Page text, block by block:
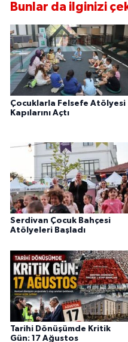
Bunlar da ilginizi
Çocuklarla Felsefe Atölyesi
Kapılarını Açtı
Serdivan Çocuk Bahçesi
Atölyeleri Başladı
Tarihi Dönüşümde Kritik
Gün: 17 Ağustos